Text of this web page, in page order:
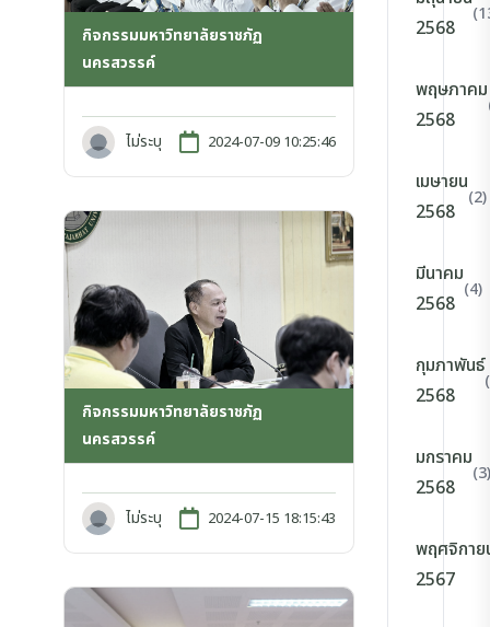
กิจกรรมมหาวิทยาลัยราชภัฏ
นครสวรรค์
ไม่ระบุ 2024-07-09 10:25:46
กิจกรรมมหาวิทยาลัยราชภัฏ
นครสวรรค์
ไม่ระบุ 2024-07-15 18:15:43
2568
พฤษภาคม
2568
เมษายน
2568
(2)
มีนาคม
2568
(4)
กุมภาพันธ์
2568
มกราคม
2568
(3)
พฤศจิกาย
2567